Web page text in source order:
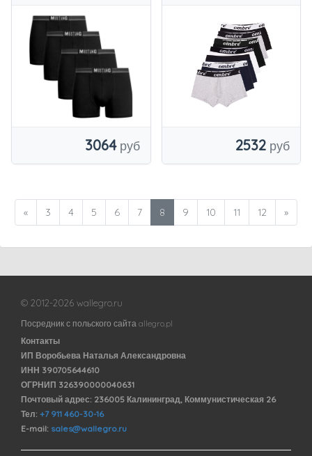
3064 2532
« 3 4 5 6 7 8 9 10 11 12 »
© 2012-2026 wallegro.ru
Посредник с польского сайта allegro.pl
Контакты
ИП Воробьева Наталья Александровна
ИНН 390705644610
ОГРНИП 326390000040631
Почтовый адрес: 236005 Калининград, Коммунистическая 26
Тел: +7 911 460-30-16
E-mail: sales@wallegro.ru